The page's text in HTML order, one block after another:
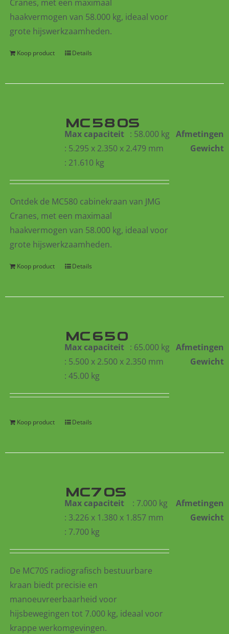
Cranes, met een maximaal
haakvermogen van 58.000 kg, ideaal voor
grote hijswerkzaamheden.
Koop product Details
MC580S
Max capaciteit : 58.000 kg Afmetingen
: 5.295 x 2.350 x 2.479 mm
Gewicht
: 21.610 kg
Ontdek de MC580 cabinekraan van JMG
Cranes, met een maximaal
haakvermogen van 58.000 kg, ideaal voor
grote hijswerkzaamheden.
Koop product Details
MC650
Max capaciteit : 65.000 kg Afmetingen
: 5.500 x 2.500 x 2.350 mm
Gewicht
: 45.00 kg
Koop product Details
MC70S
Max capaciteit : 7.000 kg
Afmetingen
: 3.226 x 1.380 x 1.857 mm
Gewicht
: 7.700 kg
De MC70S radiografisch bestuurbare
kraan biedt precisie en
manoeuvreerbaarheid voor
hijsbewegingen tot 7.000 kg, ideaal voor
krappe werkomgevingen.